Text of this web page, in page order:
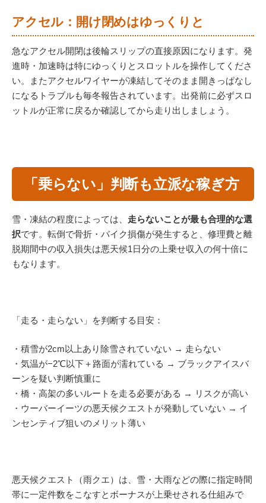
アクセル：開け閉めはゆっくりと
急なアクセル開閉は後輪スリップの直接原因になります。発
進時・加速時は特にゆっくりとスロットルを操作してくださ
い。またアクセルワイヤーが凍結してそのまま開きっぱなし
になるトラブルも毎冬報告されています。出発前に必ずスロ
ットルが正常に戻るか確認してから走り出しましょう。
「乗らない」判断も立派な稼ぎ方
雪・凍結の程度によっては、 走らないことが最も合理的な選
択です。転倒で骨折・バイク損傷が発生すると、修理費と離
脱期間中の収入損失は悪天候1日分の上乗せ収入の何十倍に
もなります。
「走る・走らない」を判断する目安：
・積雪が2cm以上あり除雪されていない → 走らない
・気温が−2℃以下＋路面が濡れている → ブラックアイスバ
ーンを疑い判断慎重に
・橋・高架の多いルートを走る必要がある → リスクが高い
・ウーバーイーツの悪天候クエストが発動していない → イ
ンセンティブ狙いのメリット薄い
悪天候クエスト（雨クエ）は、雪・大雨などの際に指定時間
帯に一定件数をこなすとボーナスが上乗せされる仕組みで